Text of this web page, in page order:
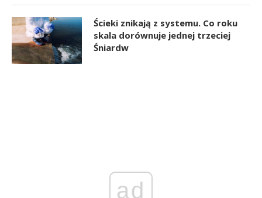
Ścieki znikają z systemu. Co roku
skala dorównuje jednej trzeciej
Śniardw
ad